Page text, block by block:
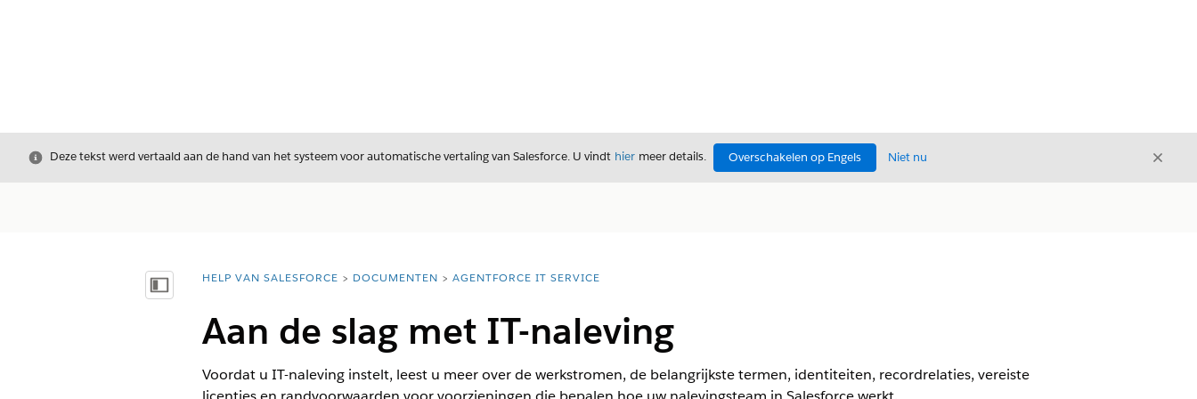
Sluiten
Deze tekst werd vertaald aan de hand van het systeem voor automatische vertaling van Salesforce. U vindt hier meer details. Overschakelen op Engels Niet nu Sluiten
Inhoudsopgave weergeven
U bent hier:
HELP VAN SALESFORCE DOCUMENTEN AGENTFORCE IT SERVICE
Aan de slag met IT-naleving
Voordat u IT-naleving instelt, leest u meer over de werkstromen, de belangrijkste termen, identiteiten, recordrelaties, vereiste